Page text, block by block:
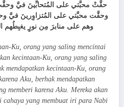
حقَّتْ محبَّتي على المُتحابِّينَ فيَّ
وحقَّت محبَّتي على المُتزاوِرينَ فيَّ
وهم على منابرَ مِن نورٍ يغبِطُهم
Ku, orang yang saling mencintai
kecintaan-Ku, orang yang saling
mendapatkan kecintaan-Ku, orang
Aku, berhak mendapatkan
memberi karena Aku. Mereka akan
yang membuat iri para Nabi